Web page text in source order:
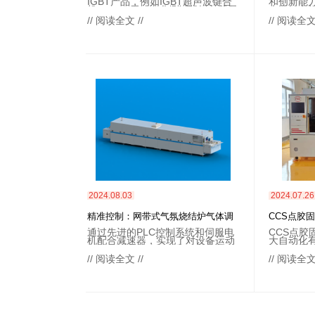
机、IGBT无功老化测试机以其优异
的性能，可以提供高效率、稳定可
靠的功率控制。
// 阅读全文 //
COG/FOG
声波键合
者。
// 阅读全
2024.08.03
精准控制：网带式气氛烧结炉气体调
节与测量技术
通过先进的PLC控制系统和伺服电
机配合减速器，实现了对设备运动
定性和重复性。加热区配备了高精
度热电偶和先进的PID微电脑温控
// 阅读全文 //
2024.07.26
CCS点胶
造领域也
CCS点胶
大自动化
们可以更
的优势和
// 阅读全